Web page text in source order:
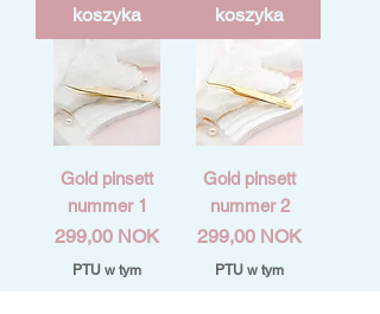
koszyka
koszyka
Gold pinsett
nummer 1
Cena
299,00 NOK
PTU w tym
Gold pinsett
nummer 2
Cena
299,00 NOK
PTU w tym